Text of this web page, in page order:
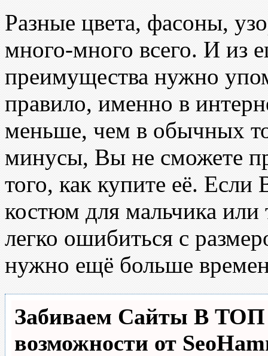
Разные цвета, фасоны,
много-много всего. И из
преимущества нужно
правило, именно в
меньше, чем в обычных
минусы, Вы не сможете
того, как купите её.
костюм для мальчика
легко ошибиться с
нужно ещё больше
Забиваем Сайты В
возможности от